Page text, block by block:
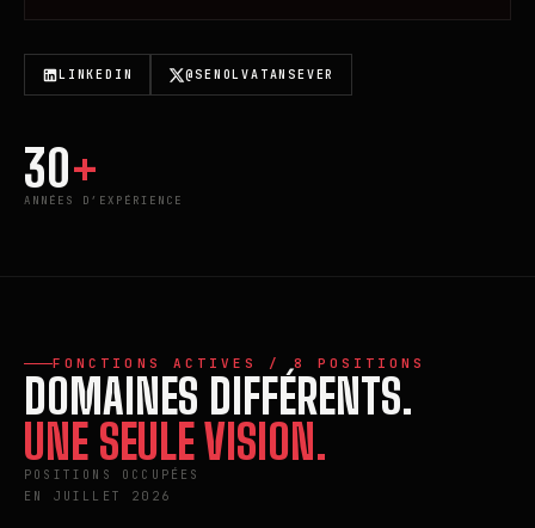
LINKEDIN @SENOLVATANSEVER
30+
ANNÉES D’EXPÉRIENCE
FONCTIONS ACTIVES / 8 POSITIONS
DOMAINES DIFFÉRENTS.
UNE SEULE VISION.
POSITIONS OCCUPÉES
EN JUILLET 2026